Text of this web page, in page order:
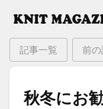
記事一覧 前
秋冬に​お